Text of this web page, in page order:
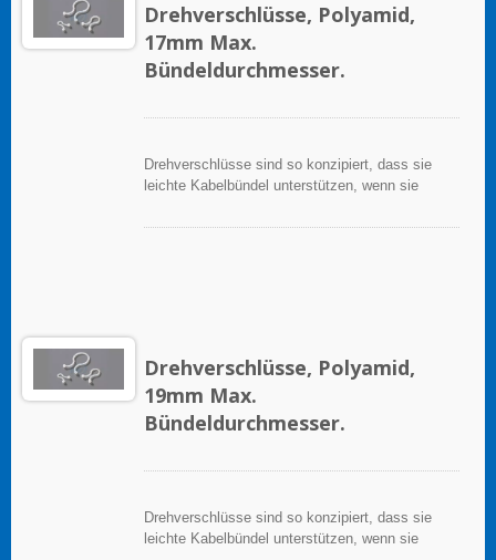
Drehverschlüsse, Polyamid,
17mm Max.
Bündeldurchmesser.
Drehverschlüsse sind so konzipiert, dass sie
leichte Kabelbündel unterstützen, wenn sie
fettfreien Oberfläche angewendet werden.
Drehverschlüsse, Polyamid,
19mm Max.
Bündeldurchmesser.
Drehverschlüsse sind so konzipiert, dass sie
leichte Kabelbündel unterstützen, wenn sie